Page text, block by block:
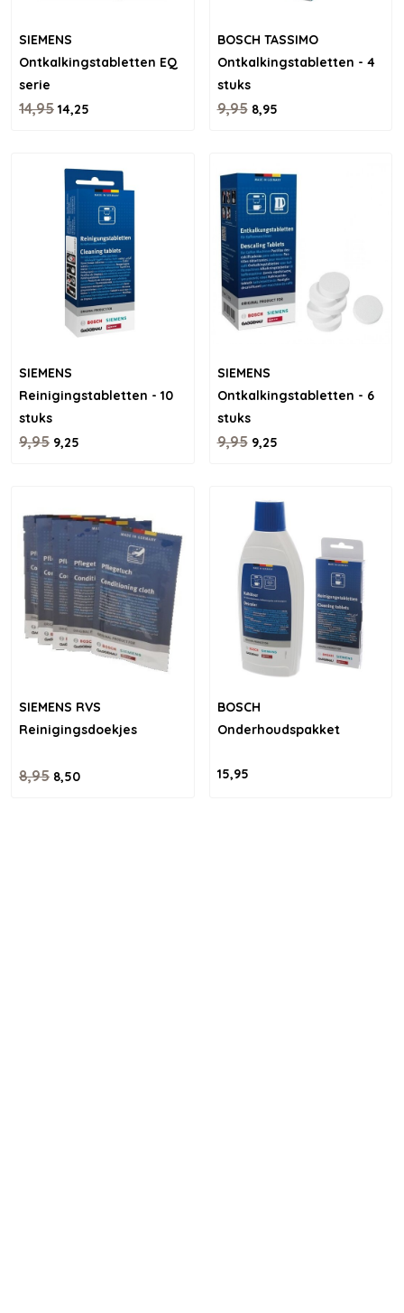
SIEMENS
Ontkalkingstabletten EQ
serie
14,95 14,25
BOSCH TASSIMO
Ontkalkingstabletten - 4
stuks
9,958,95
SIEMENS
Reinigingstabletten - 10
stuks
9,95 9,25
SIEMENS
Ontkalkingstabletten - 6
stuks
9,959,25
SIEMENS RVS
Reinigingsdoekjes
8,95 8,50
BOSCH
Onderhoudspakket
15,95